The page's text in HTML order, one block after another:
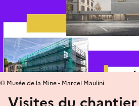
© Musée de la Mine - Marcel Maulini